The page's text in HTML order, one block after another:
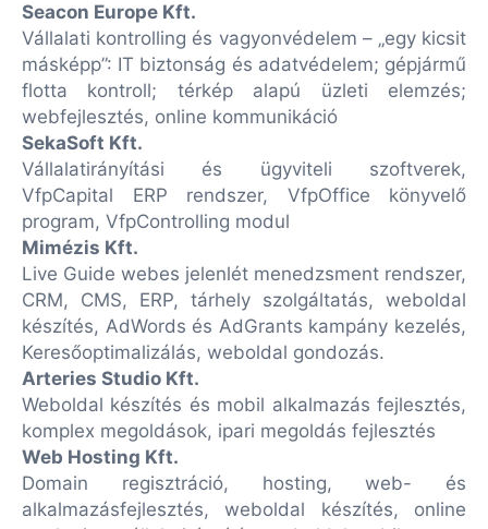
Seacon Europe Kft.
Vállalati kontrolling és vagyonvédelem – „egy kicsit
másképp”: IT biztonság és adatvédelem; gépjármű
flotta kontroll; térkép alapú üzleti elemzés;
webfejlesztés, online kommunikáció
SekaSoft Kft.
Vállalatirányítási és ügyviteli szoftverek,
VfpCapital ERP rendszer, VfpOffice könyvelő
program, VfpControlling modul
Mimézis Kft.
Live Guide webes jelenlét menedzsment rendszer,
CRM, CMS, ERP, tárhely szolgáltatás, weboldal
készítés, AdWords és AdGrants kampány kezelés,
Keresőoptimalizálás, weboldal gondozás.
Arteries Studio Kft.
Weboldal készítés és mobil alkalmazás fejlesztés,
komplex megoldások, ipari megoldás fejlesztés
Web Hosting Kft.
Domain regisztráció, hosting, web- és
alkalmazásfejlesztés, weboldal készítés, online